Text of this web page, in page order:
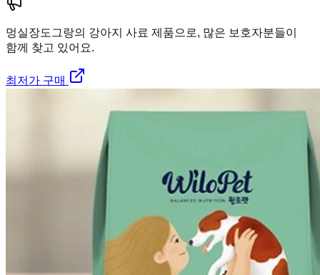
멍실장도그랑의 강아지 사료 제품으로, 많은 보호자분들이
함께 찾고 있어요.
최저가 구매